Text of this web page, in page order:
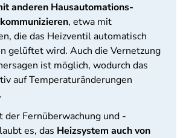
anderen Hausautomations-
, etwa mit
die das Heizventil automatisch
gelüftet wird. Auch die Vernetzung
ist möglich, wodurch das
auf Temperaturänderungen
der Fernüberwachung und -
es, das Heizsystem auch von